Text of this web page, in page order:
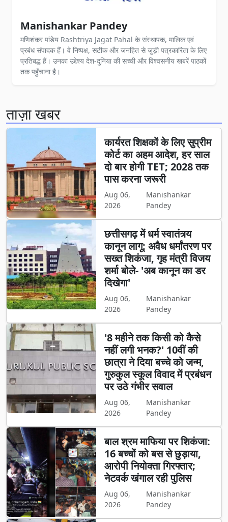
Manishankar Pandey
मणिशंकर पांडेय Rashtriya Jagat Pahal के संस्थापक, मालिक एवं
प्रबंध संपादक हैं। वे निष्पक्ष, सटीक और जनहित से जुड़ी पत्रकारिता के लिए
प्रतिबद्ध हैं। उनका उद्देश्य देश-दुनिया की सच्ची और विश्वसनीय खबरें पाठकों
तक पहुँचाना है।
ताज़ा खबर
कार्यरत शिक्षकों के लिए सुप्रीम
कोर्ट का अहम आदेश, हर साल
दो बार होगी TET; 2028 तक
पास करना जरूरी
Aug 06,
2026
Manishankar
Pandey
छत्तीसगढ़ में धर्म स्वातंत्र्य
कानून लागू: अवैध धर्मांतरण पर
सख्त शिकंजा, गृह मंत्री विजय
शर्मा बोले- 'अब कानून का डर
दिखेगा'
Aug 06,
2026
Manishankar
Pandey
'8 महीने तक किसी को कैसे
नहीं लगी भनक?' 10वीं की
छात्रा ने दिया बच्चे को जन्म,
गुरुकुल स्कूल विवाद में प्रबंधन
पर उठे गंभीर सवाल
Aug 06,
2026
Manishankar
Pandey
बाल श्रम माफिया पर शिकंजा:
16 बच्चों को बस से छुड़ाया,
आरोपी नियोक्ता गिरफ्तार;
नेटवर्क खंगाल रही पुलिस
Aug 06,
2026
Manishankar
Pandey